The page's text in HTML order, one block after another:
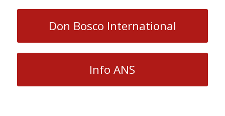
Don Bosco International
Info ANS